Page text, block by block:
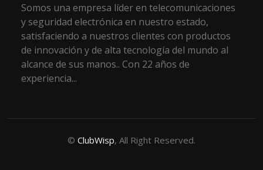
Somos una empresa líder en telecomunicaciones
y seguridad electrónica en nuestro estado,
satisfaciendo a nuestros clientes con productos
de innovación y de alta tecnología del mundo al
alcance de sus manos.. Con 22 años de
experiencia...
© ClubWisp, All Right Reserved.